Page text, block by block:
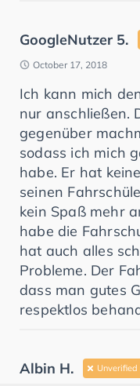
GoogleNutzer 5.
October 17, 2018
Ich kann mich
nur anschließen.
gegenüber
sodass ich mich
habe. Er hat
seinen
kein Spaß mehr
habe die
hat auch alles
Probleme. Der
dass man gutes
respektlos
Albin H.